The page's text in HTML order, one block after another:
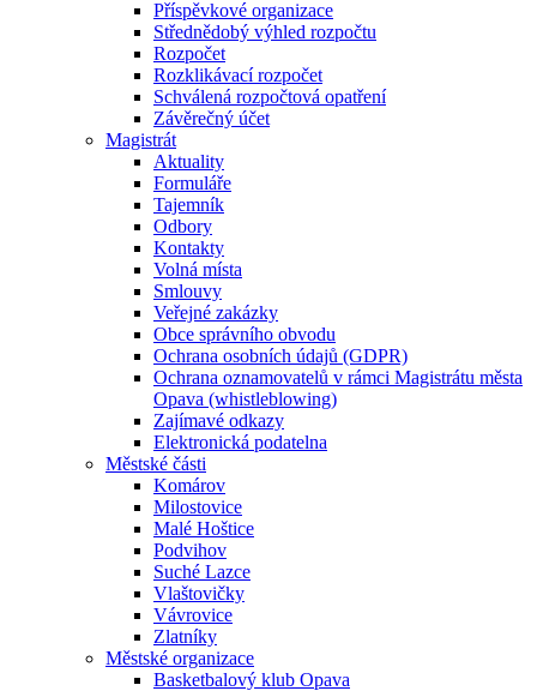
Příspěvkové organizace
Střednědobý výhled rozpočtu
Rozpočet
Rozklikávací rozpočet
Schválená rozpočtová opatření
Závěrečný účet
Magistrát
Aktuality
Formuláře
Tajemník
Odbory
Kontakty
Volná místa
Smlouvy
Veřejné zakázky
Obce správního obvodu
Ochrana osobních údajů (GDPR)
Ochrana oznamovatelů v rámci Magistrátu města
Opava (whistleblowing)
Zajímavé odkazy
Elektronická podatelna
Městské části
Komárov
Milostovice
Malé Hoštice
Podvihov
Suché Lazce
Vlaštovičky
Vávrovice
Zlatníky
Městské organizace
Basketbalový klub Opava